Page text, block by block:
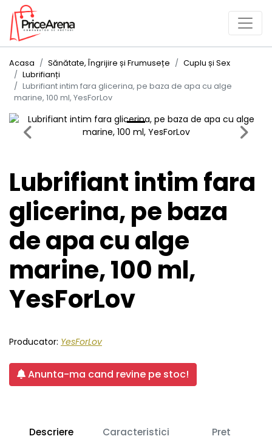
Acasa Sănătate, Îngrijire și Frumusețe
Cuplu și Sex
Lubrifianți
Lubrifiant intim fara glicerina, pe baza de apa cu alge
marine, 100 ml, YesForLov
Previous Next
Lubrifiant intim fara
glicerina, pe baza
de apa cu alge
marine, 100 ml,
YesForLov
Producator: YesForLov
Anunta-ma cand revine pe stoc!
Descriere Caracteristici Pret